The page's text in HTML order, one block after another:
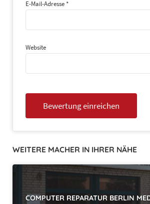
E-Mail-Adresse *
Website
WEITERE MACHER IN IHRER NÄHE
COMPUTER REPARATUR BERLIN